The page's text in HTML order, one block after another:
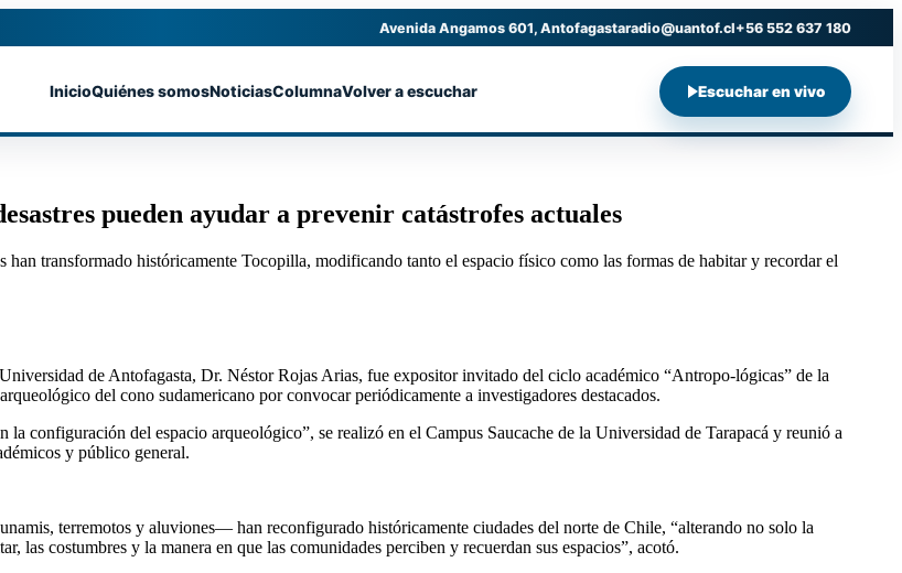
Avenida Angamos 601, Antofagastaradio@uantof.cl+56 552 637 180
InicioQuiénes somosNoticiasColumnaVolver a escuchar Escuchar en vivo
pueden ayudar a prevenir catástrofes actuales
transformado históricamente Tocopilla, modificando tanto el espacio físico como las formas de habitar y recordar el
de Antofagasta, Dr. Néstor Rojas Arias, fue expositor invitado del ciclo académico “Antropo-lógicas” de la
del cono sudamericano por convocar periódicamente a investigadores destacados.
configuración del espacio arqueológico”, se realizó en el Campus Saucache de la Universidad de Tarapacá y reunió a
y público general.
terremotos y aluviones— han reconfigurado históricamente ciudades del norte de Chile, “alterando no solo la
las costumbres y la manera en que las comunidades perciben y recuerdan sus espacios”, acotó.